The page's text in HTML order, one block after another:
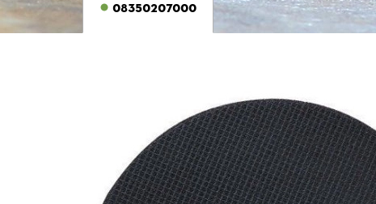
08350207000